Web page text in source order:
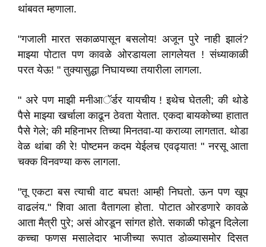
थांबवत म्हणाला.
"गजाली मारत सकाळपासून बसलोय! अजून पुरे नाही झालं?
माझ्या पोटात पण कावळे ओरडायला लागलेयत ! संध्याकाळी
परत येऊ! " तुक्यासुद्धा निघायच्या तयारीला लागला.
" अरे पण माझी मनीआॅर्डर यायचीय ! इथेच घेतली; की थोडे
पैसे माझ्या खर्चाला काढून ठेवता येतात. एकदा बायकोच्या हातात
पैसे गेले; की महिनाभर तिच्या मिनतवा-या कराव्या लागतात. थोडा
वेळ थांबा की रे! पोष्टमन कदम येईलच एवढ्यात! " नरसू आता
चक्क विनवण्या करू लागला.
"तू एकटा बस त्याची वाट बघत! आम्ही निघतो. ऊन पण खूप
वाढलंय." शिवा आता वैतागला होता. पोटात ओरडणारे कावळे
आता मैत्री पुरे; असं ओरडून सांगत होते. सकाळी फोडून दिलेला
कच्चा फणस मसालेदार भाजीच्या रूपात डोळ्यासमोर दिसत